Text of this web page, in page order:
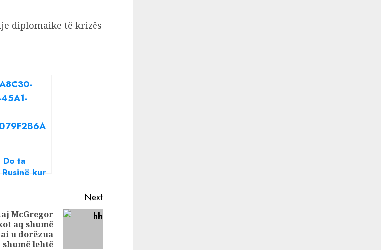
diplomaike të krizës
Do ta
kur
e
s ndaj
Next
McGregor
aq shumë
u dorëzua
shumë lehtë